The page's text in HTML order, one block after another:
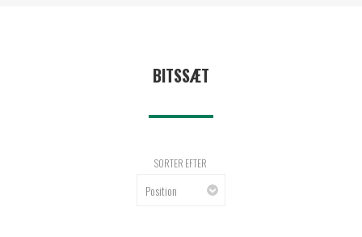
BITSSÆT
SORTER EFTER